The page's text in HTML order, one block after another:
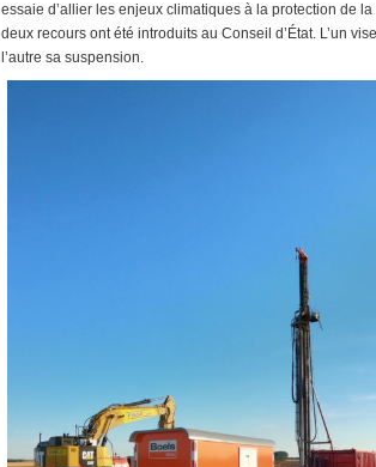
essaie d’allier les enjeux climatiques à la protection de
deux recours ont été introduits au Conseil d’État. L’un
l’autre sa suspension.